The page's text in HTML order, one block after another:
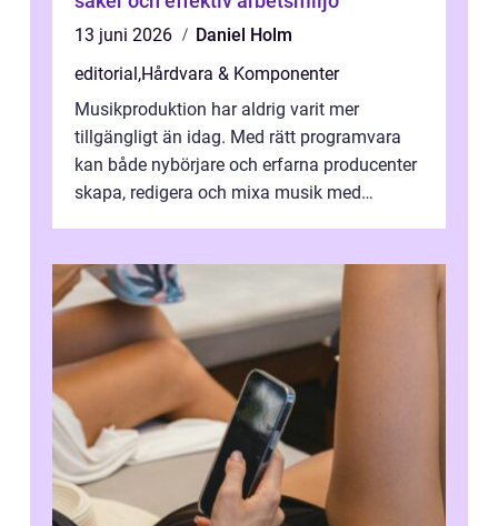
13 juni 2026
Daniel Holm
editorial,Hårdvara & Komponenter
Musikproduktion har aldrig varit mer
tillgängligt än idag. Med rätt programvara
kan både nybörjare och erfarna producenter
skapa, redigera och mixa musik med